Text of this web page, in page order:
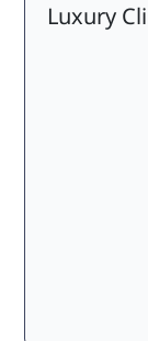
Luxury